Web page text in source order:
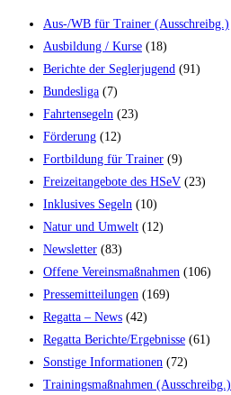
Aus-/WB für Trainer (Ausschreibg.)
Ausbildung / Kurse (18)
Berichte der Seglerjugend (91)
Bundesliga (7)
Fahrtensegeln (23)
Förderung (12)
Fortbildung für Trainer (9)
Freizeitangebote des HSeV (23)
Inklusives Segeln (10)
Natur und Umwelt (12)
Newsletter (83)
Offene Vereinsmaßnahmen (106)
Pressemitteilungen (169)
Regatta – News (42)
Regatta Berichte/Ergebnisse (61)
Sonstige Informationen (72)
Trainingsmaßnahmen (Ausschreibg.)